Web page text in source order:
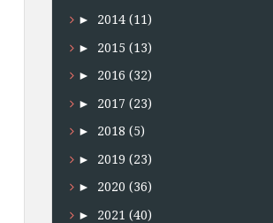
► 2014 (11)
► 2015 (13)
► 2016 (32)
► 2017 (23)
► 2018 (5)
► 2019 (23)
► 2020 (36)
► 2021 (40)